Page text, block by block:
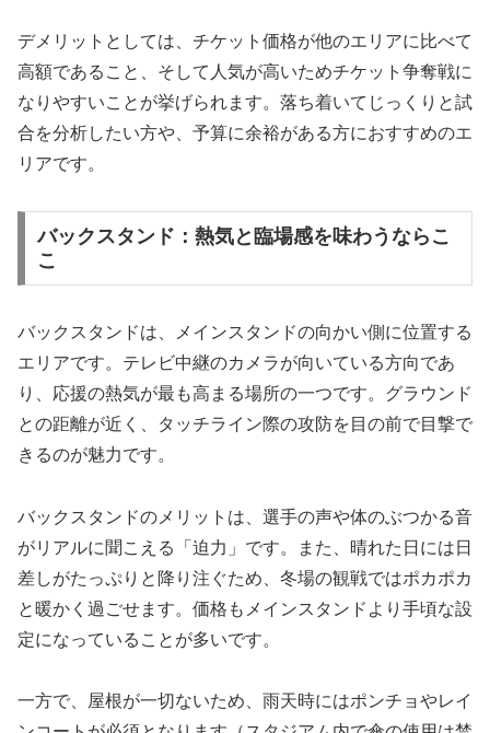
デメリットとしては、チケット価格が他のエリアに比べて
高額であること、そして人気が高いためチケット争奪戦に
なりやすいことが挙げられます。落ち着いてじっくりと試
合を分析したい方や、予算に余裕がある方におすすめのエ
リアです。
バックスタンド：熱気と臨場感を味わうならこ
こ
バックスタンドは、メインスタンドの向かい側に位置する
エリアです。テレビ中継のカメラが向いている方向であ
り、応援の熱気が最も高まる場所の一つです。グラウンド
との距離が近く、タッチライン際の攻防を目の前で目撃で
きるのが魅力です。
バックスタンドのメリットは、選手の声や体のぶつかる音
がリアルに聞こえる「迫力」です。また、晴れた日には日
差しがたっぷりと降り注ぐため、冬場の観戦ではポカポカ
と暖かく過ごせます。価格もメインスタンドより手頃な設
定になっていることが多いです。
一方で、屋根が一切ないため、雨天時にはポンチョやレイ